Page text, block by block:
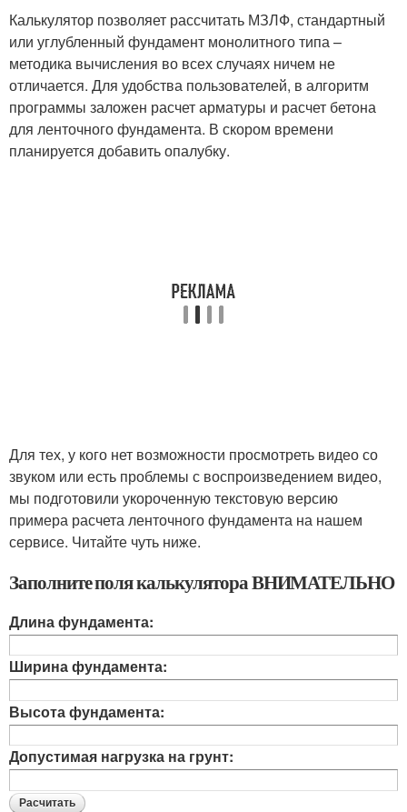
Калькулятор позволяет рассчитать МЗЛФ, стандартный
или углубленный фундамент монолитного типа –
методика вычисления во всех случаях ничем не
отличается. Для удобства пользователей, в алгоритм
программы заложен расчет арматуры и расчет бетона
для ленточного фундамента. В скором времени
планируется добавить опалубку.
Для тех, у кого нет возможности просмотреть видео со
звуком или есть проблемы с воспроизведением видео,
мы подготовили укороченную текстовую версию
примера расчета ленточного фундамента на нашем
сервисе. Читайте чуть ниже.
Заполните поля калькулятора ВНИМАТЕЛЬНО
Длина фундамента:
Ширина фундамента:
Высота фундамента:
Допустимая нагрузка на грунт: